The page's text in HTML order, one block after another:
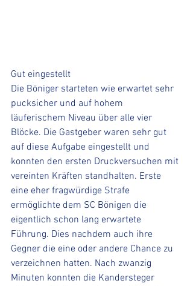
Gut eingestellt
Die Böniger starteten wie erwartet sehr
pucksicher und auf hohem
läuferischem Niveau über alle vier
Blöcke. Die Gastgeber waren sehr gut
auf diese Aufgabe eingestellt und
konnten den ersten Druckversuchen mit
vereinten Kräften standhalten. Erste
eine eher fragwürdige Strafe
ermöglichte dem SC Bönigen die
eigentlich schon lang erwartete
Führung. Dies nachdem auch ihre
Gegner die eine oder andere Chance zu
verzeichnen hatten. Nach zwanzig
Minuten konnten die Kandersteger